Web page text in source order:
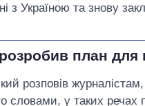
з Україною та знову
план для
розповів
словами, у таких речах